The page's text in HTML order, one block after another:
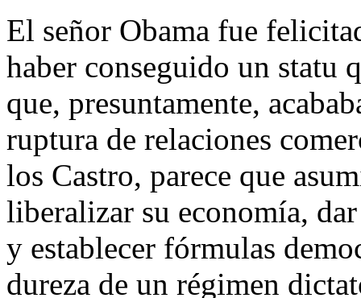
El señor Obama fue
haber conseguido un statu
que, presuntamente,
ruptura de relaciones
los Castro, parece que
liberalizar su economía,
y establecer fórmulas
dureza de un régimen